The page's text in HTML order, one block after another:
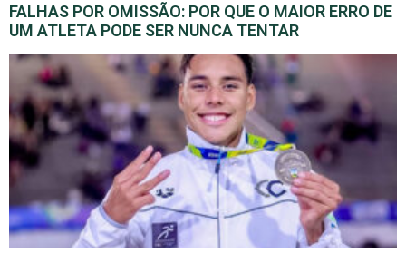
FALHAS POR OMISSÃO: POR QUE O MAIOR ERRO DE
UM ATLETA PODE SER NUNCA TENTAR